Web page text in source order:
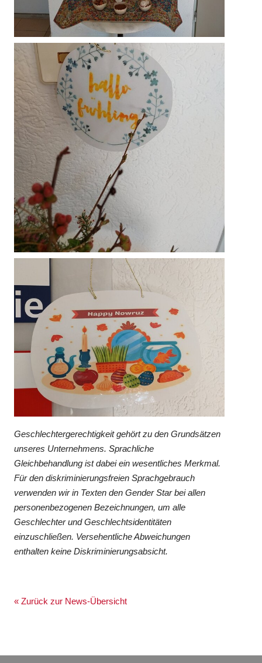
Geschlechtergerechtigkeit gehört zu den Grundsätzen
unseres Unternehmens. Sprachliche
Gleichbehandlung ist dabei ein wesentliches Merkmal.
Für den diskriminierungsfreien Sprachgebrauch
verwenden wir in Texten den Gender Star bei allen
personenbezogenen Bezeichnungen, um alle
Geschlechter und Geschlechtsidentitäten
einzuschließen. Versehentliche Abweichungen
enthalten keine Diskriminierungsabsicht.
« Zurück zur News-Übersicht